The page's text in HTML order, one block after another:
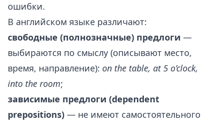
ошибки.
В английском языке различают:
свободные (полнозначные) предлоги —
выбираются по смыслу (описывают место,
время, направление): on the table, at 5 o’clock,
into the room;
зависимые предлоги (dependent
prepositions) — не имеют самостоятельного